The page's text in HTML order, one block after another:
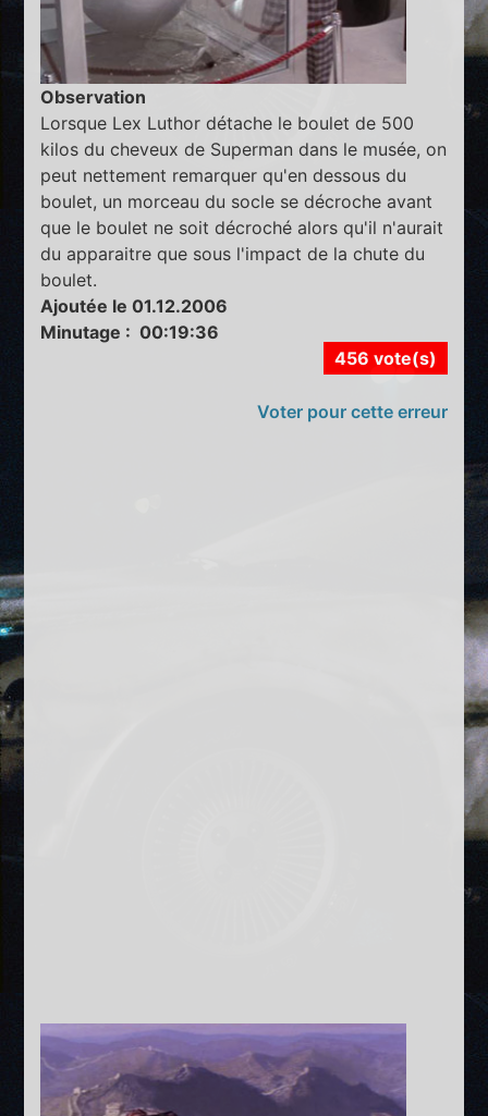
Observation
Lorsque Lex Luthor détache le boulet de 500
kilos du cheveux de Superman dans le musée, on
peut nettement remarquer qu'en dessous du
boulet, un morceau du socle se décroche avant
que le boulet ne soit décroché alors qu'il n'aurait
du apparaitre que sous l'impact de la chute du
boulet.
Ajoutée le 01.12.2006
Minutage : 00:19:36
456 vote(s)
Voter pour cette erreur